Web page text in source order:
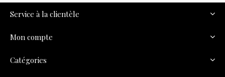
Service à la clientèle
Mon compte
Catégories